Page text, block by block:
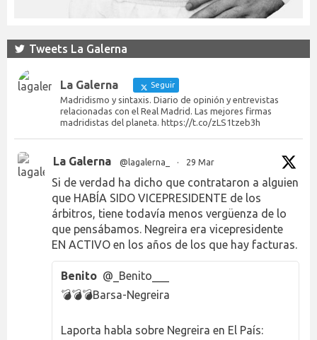
Tweets La Galerna
La Galerna Seguir
Madridismo y sintaxis. Diario de opinión y entrevistas
relacionadas con el Real Madrid. Las mejores firmas
madridistas del planeta. https://t.co/zLS1tzeb3h
La Galerna @lagalerna_ · 29 Mar
Si de verdad ha dicho que contrataron a alguien
que HABÍA SIDO VICEPRESIDENTE de los
árbitros, tiene todavía menos vergüenza de lo
que pensábamos. Negreira era vicepresidente
EN ACTIVO en los años de los que hay facturas.
Benito @_Benito___
💣💣💣Barsa-Negreira
Laporta habla sobre Negreira en El País: